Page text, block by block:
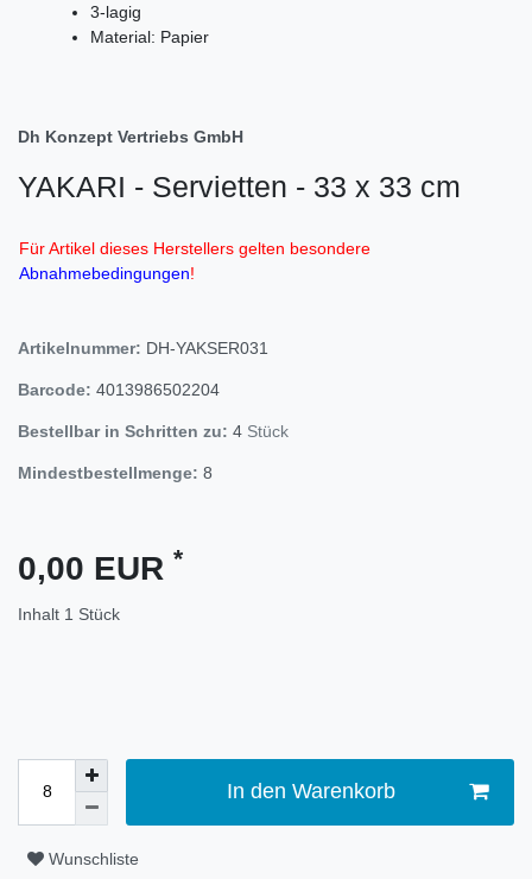
3-lagig
Material: Papier
Dh Konzept Vertriebs GmbH
YAKARI - Servietten - 33 x 33 cm
Für Artikel dieses Herstellers gelten besondere
Abnahmebedingungen!
Artikelnummer: DH-YAKSER031
Barcode: 4013986502204
Bestellbar in Schritten zu: 4 Stück
Mindestbestellmenge: 8
0,00 EUR *
Inhalt 1 Stück
In den Warenkorb
Wunschliste